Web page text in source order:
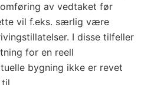
av vedtaket før
vil f.eks. særlig være
I disse tilfeller
for en reell
bygning ikke er revet